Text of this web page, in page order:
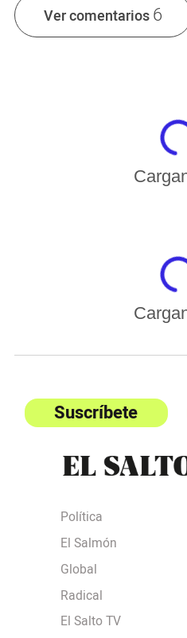
Ver comentarios6
Suscríbete
Política
El Salmón
Global
Radical
El Salto TV